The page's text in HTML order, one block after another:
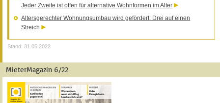
Jeder Zweite ist offen für alternative Wohnformen im Alter
Altersgerechter Wohnungsumbau wird gefördert: Drei auf einen
Streich
Stand: 31.05.2022
MieterMagazin 6/22